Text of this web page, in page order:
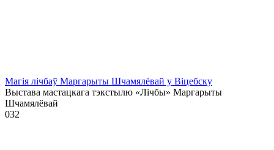
Магія лічбаў Маргарыты Шчамялёвай у Віцебску
Выстава мастацкага тэкстылю «Лічбы» Маргарыты
Шчамялёвай
032